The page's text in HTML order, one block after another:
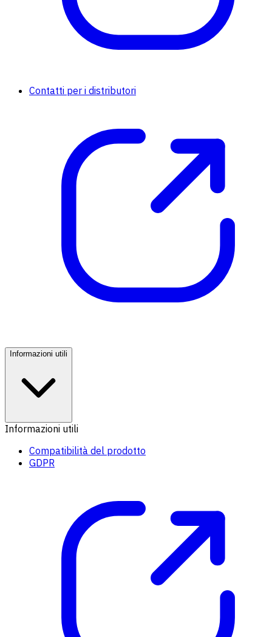
Contatti per i distributori
Informazioni utili
Informazioni utili
Compatibilità del prodotto
GDPR